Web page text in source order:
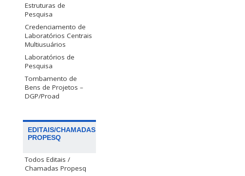
Estruturas de
Pesquisa
Credenciamento de
Laboratórios Centrais
Multiusuários
Laboratórios de
Pesquisa
Tombamento de
Bens de Projetos –
DGP/Proad
EDITAIS/CHAMADAS
PROPESQ
Todos Editais /
Chamadas Propesq